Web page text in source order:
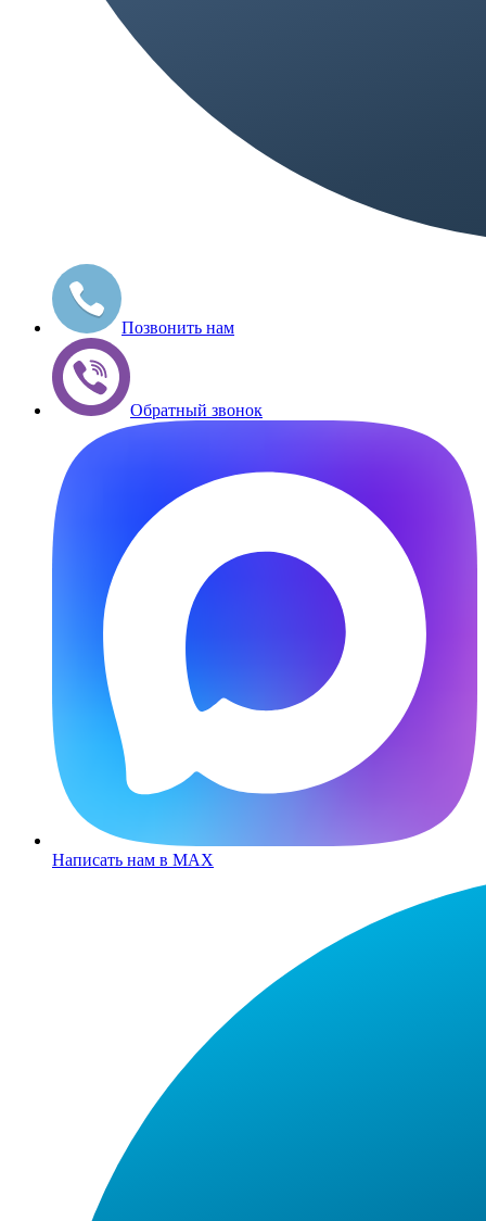
Позвонить нам
Обратный звонок
Написать нам в MAX